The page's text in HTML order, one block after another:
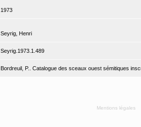
1973
Seyrig, Henri
Seyrig.1973.1.489
Bordreuil, P.. Catalogue des sceaux ouest sémitiques
Mentions légales